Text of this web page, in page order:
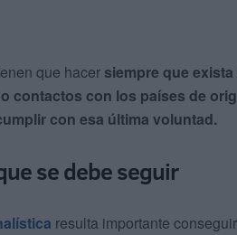
que hacer siempre que
contactos con los países de
con esa última voluntad.
se debe seguir
resulta importante